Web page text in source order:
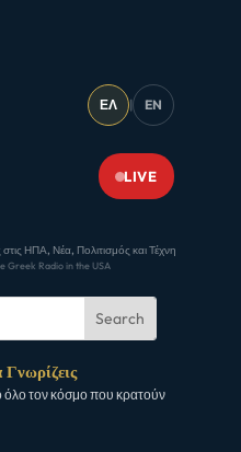
ΕΛ | EN
LIVE
ΗΠΑ, Νέα, Πολιτισμός και Τέχνη
Greek Radio in the USA
τον κόσμο που κρατούν